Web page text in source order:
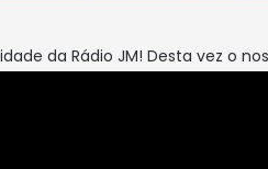
da Rádio JM! Desta vez o